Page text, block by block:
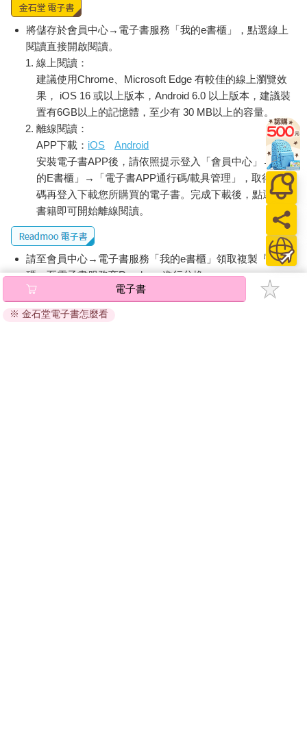
將儲存於會員中心→電子書服務「我的e書櫃」，點選線上
閱讀直接開啟閱讀。
線上閱讀：
建議使用Chrome、Microsoft Edge 有較佳的線上瀏覽效
果， iOS 16 或以上版本，Android 6.0 以上版本，建議裝
置有6GB以上的記憶體，至少有 30 MB以上的容量。
離線閱讀：
APP下載： iOS
Android
安裝電子書APP後，請依照提示登入「會員中心」→「我
的E書櫃」→「電子書APP通行碼/載具管理」，取得通行
碼再登入下載您所購買的電子書。完成下載後，點選任一
書籍即可開始離線閱讀。
請至會員中心→電子書服務「我的e書櫃」領取複製『兌換
碼』至電子書服務商Readmoo進行兌換。
退換貨須知：
因版權保護，您在金石堂所購買的電子書僅能以金石堂專屬
電子書
※ 金石堂電子書怎麼看